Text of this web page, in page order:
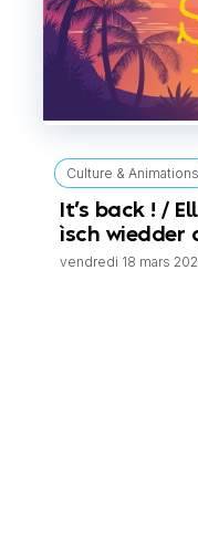
Culture & Animations
It’s back ! /
ìsch wiedder
vendredi 18 mars